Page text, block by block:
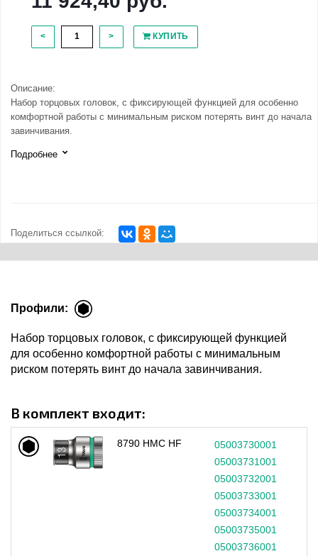
< > КУПИТЬ
Описание:
Набор торцовых головок, с фиксирующей функцией для особенно
комфортной работы с минимальным риском потерять винт до начала
завинчивания.
Подробнее
Поделиться ссылкой:
Профили:
Набор торцовых головок, с фиксирующей функцией
для особенно комфортной работы с минимальным
риском потерять винт до начала завинчивания.
В комплект входит:
8790 HMC HF
05003730001
05003731001
05003732001
05003733001
05003734001
05003735001
05003736001